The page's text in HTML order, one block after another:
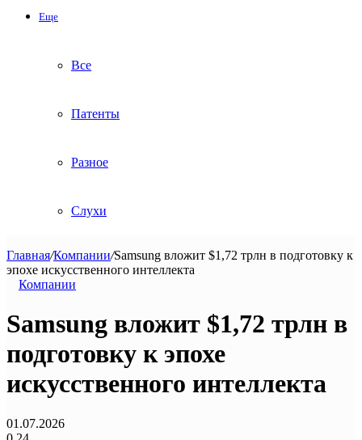
Еще
Все
Патенты
Разное
Слухи
Главная/Компании/Samsung вложит $1,72 трлн в подготовку к
эпохе искусственного интеллекта
Компании
Samsung вложит $1,72 трлн в
подготовку к эпохе
искусственного интеллекта
01.07.2026